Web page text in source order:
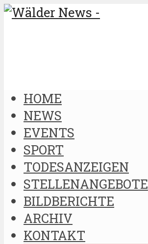
HOME
NEWS
EVENTS
SPORT
TODESANZEIGEN
STELLENANGEBOTE
BILDBERICHTE
ARCHIV
KONTAKT